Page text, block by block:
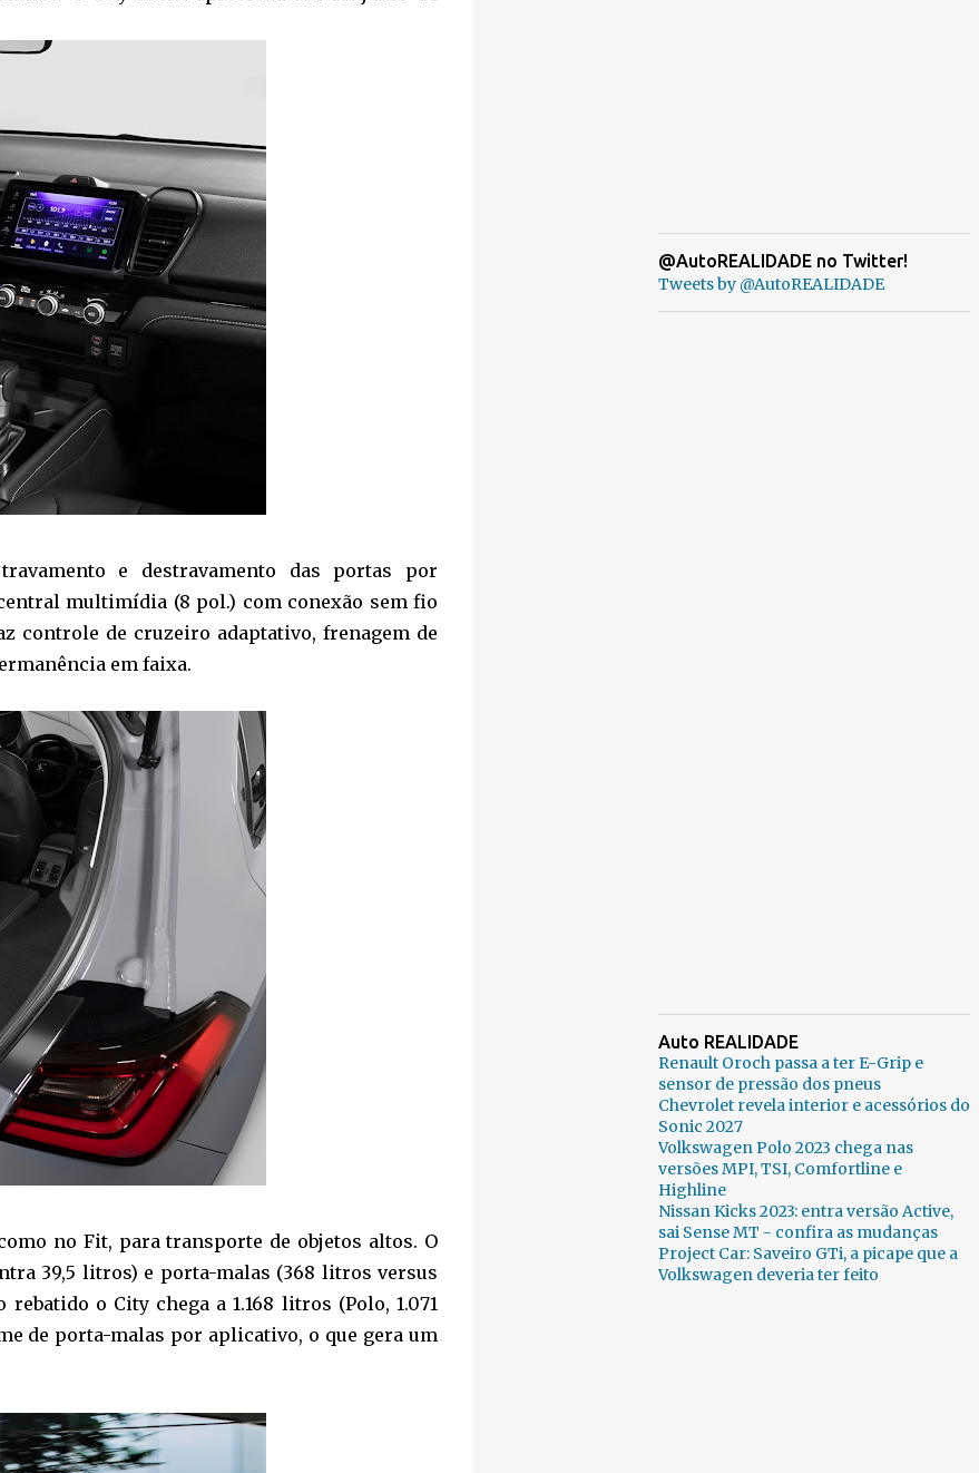
e destravamento das portas por
multimídia (8 pol.) com conexão sem fio
controle de cruzeiro adaptativo, frenagem de
em faixa.
no Fit, para transporte de objetos altos. O
39,5 litros) e porta-malas (368 litros versus
o City chega a 1.168 litros (Polo, 1.071
de porta-malas por aplicativo, o que gera um
@AutoREALIDADE no Twitter!
Tweets by @AutoREALIDADE
Auto REALIDADE
Renault Oroch passa a ter E-Grip e
sensor de pressão dos pneus
Chevrolet revela interior e acessórios do
Sonic 2027
Volkswagen Polo 2023 chega nas
versões MPI, TSI, Comfortline e
Highline
Nissan Kicks 2023: entra versão Active,
sai Sense MT - confira as mudanças
Project Car: Saveiro GTi, a picape que a
Volkswagen deveria ter feito